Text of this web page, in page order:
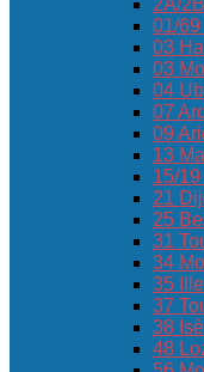
2A/
01/69
03
03
04
07
09
13
15/
21
25
31
34
35
37
38
48